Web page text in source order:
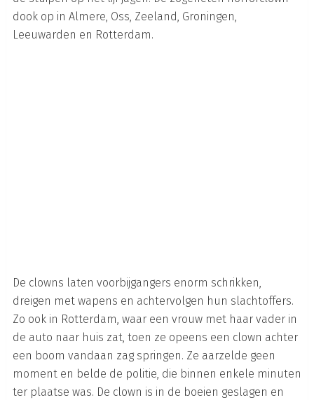
dook op in Almere, Oss, Zeeland, Groningen,
Leeuwarden en Rotterdam.
De clowns laten voorbijgangers enorm schrikken,
dreigen met wapens en achtervolgen hun slachtoffers.
Zo ook in Rotterdam, waar een vrouw met haar vader in
de auto naar huis zat, toen ze opeens een clown achter
een boom vandaan zag springen. Ze aarzelde geen
moment en belde de politie, die binnen enkele minuten
ter plaatse was. De clown is in de boeien geslagen en